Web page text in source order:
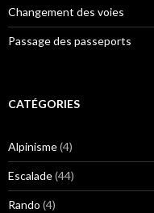
Changement des voies
Passage des passeports
CATÉGORIES
Alpinisme(4)
Escalade(44)
Rando (4)